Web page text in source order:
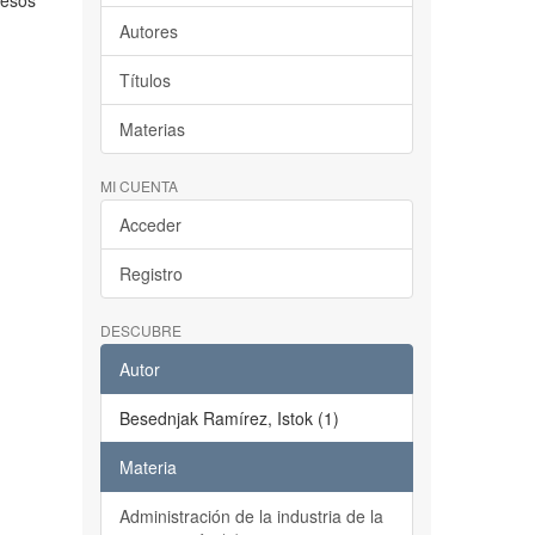
Autores
Títulos
Materias
MI CUENTA
Acceder
Registro
DESCUBRE
Autor
Besednjak Ramírez, Istok (1)
Materia
Administración de la industria de la